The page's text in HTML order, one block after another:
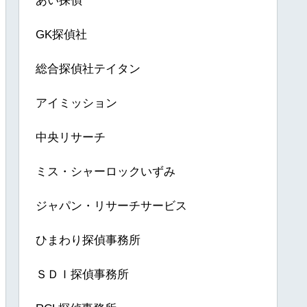
GK探偵社
総合探偵社テイタン
アイミッション
中央リサーチ
ミス・シャーロックいずみ
ジャパン・リサーチサービス
ひまわり探偵事務所
ＳＤＩ探偵事務所